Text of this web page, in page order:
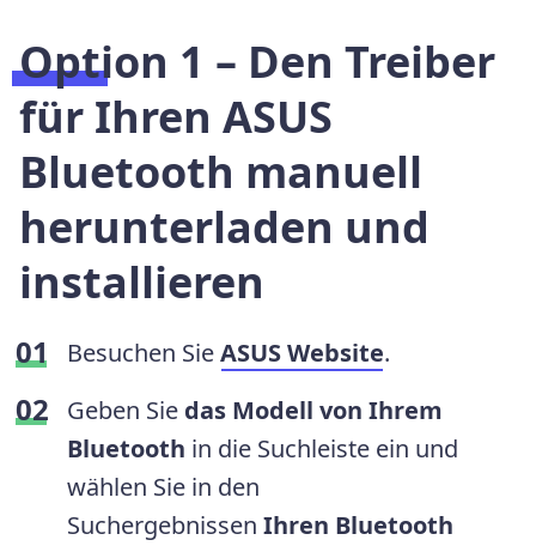
Option 1 – Den Treiber
für Ihren ASUS
Bluetooth manuell
herunterladen und
installieren
Besuchen SieASUS Website.
Geben Sie das Modell von Ihrem
Bluetooth in die Suchleiste ein und
wählen Sie in den
Suchergebnissen Ihren Bluetooth